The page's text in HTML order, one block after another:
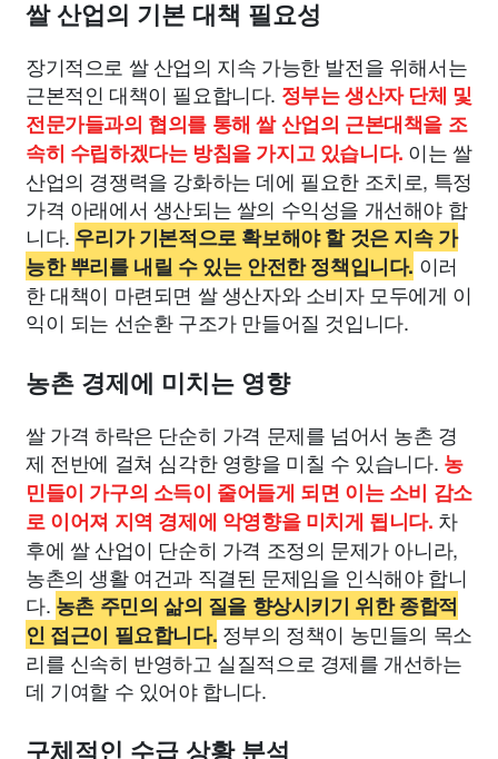
쌀 산업의 기본 대책 필요성
장기적으로 쌀 산업의 지속 가능한 발전을 위해서는
근본적인 대책이 필요합니다. 정부는 생산자 단체 및
전문가들과의 협의를 통해 쌀 산업의 근본대책을 조
속히 수립하겠다는 방침을 가지고 있습니다. 이는 쌀
산업의 경쟁력을 강화하는 데에 필요한 조치로, 특정
가격 아래에서 생산되는 쌀의 수익성을 개선해야 합
니다. 우리가 기본적으로 확보해야 할 것은 지속 가
능한 뿌리를 내릴 수 있는 안전한 정책입니다. 이러
한 대책이 마련되면 쌀 생산자와 소비자 모두에게 이
익이 되는 선순환 구조가 만들어질 것입니다.
농촌 경제에 미치는 영향
쌀 가격 하락은 단순히 가격 문제를 넘어서 농촌 경
제 전반에 걸쳐 심각한 영향을 미칠 수 있습니다. 농
민들이 가구의 소득이 줄어들게 되면 이는 소비 감소
로 이어져 지역 경제에 악영향을 미치게 됩니다. 차
후에 쌀 산업이 단순히 가격 조정의 문제가 아니라,
농촌의 생활 여건과 직결된 문제임을 인식해야 합니
다. 농촌 주민의 삶의 질을 향상시키기 위한 종합적
인 접근이 필요합니다. 정부의 정책이 농민들의 목소
리를 신속히 반영하고 실질적으로 경제를 개선하는
데 기여할 수 있어야 합니다.
구체적인 수급 상황 분석